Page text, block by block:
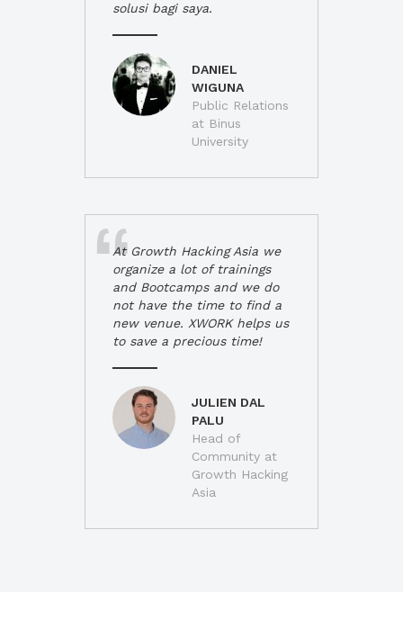
solusi bagi saya.
DANIEL
WIGUNA
Public Relations
at Binus
University
At Growth Hacking Asia we
organize a lot of trainings
and Bootcamps and we do
not have the time to find a
new venue. XWORK helps us
to save a precious time!
JULIEN DAL
PALU
Head of
Community at
Growth Hacking
Asia